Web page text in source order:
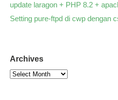
update laragon + PHP 8.2 +
Setting pure-ftpd di cwp dengan
Archives